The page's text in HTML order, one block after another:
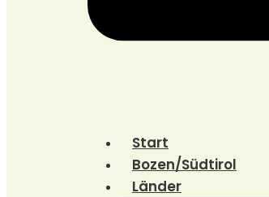
Start
Bozen/Südtirol
Länder